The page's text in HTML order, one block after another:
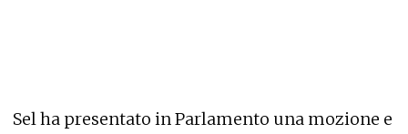
Sel ha presentato in Parlamento una mozione e